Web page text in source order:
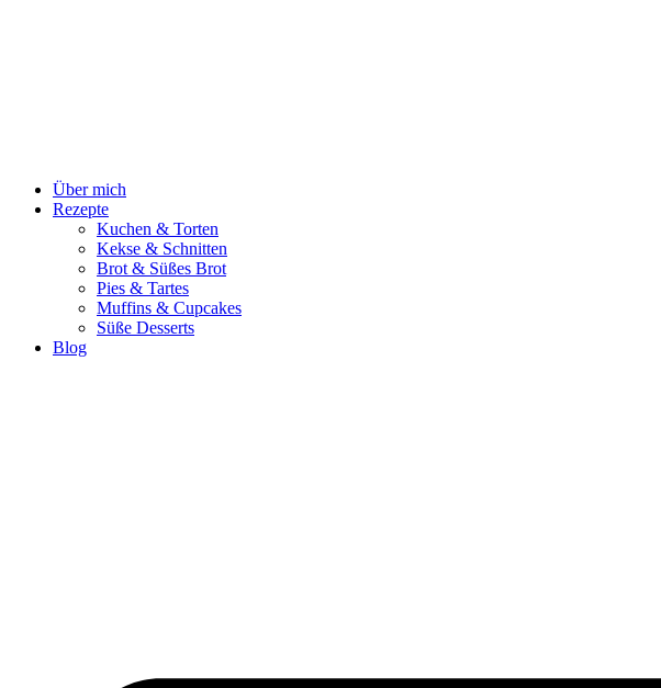
Über mich
Rezepte
Kuchen & Torten
Kekse & Schnitten
Brot & Süßes Brot
Pies & Tartes
Muffins & Cupcakes
Süße Desserts
Blog